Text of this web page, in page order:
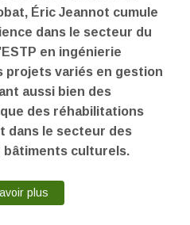
Éric Jeannot cumule
dans le secteur du
en ingénierie
projets variés en gestion
aussi bien des
des réhabilitations
dans le secteur des
bâtiments culturels.
plus